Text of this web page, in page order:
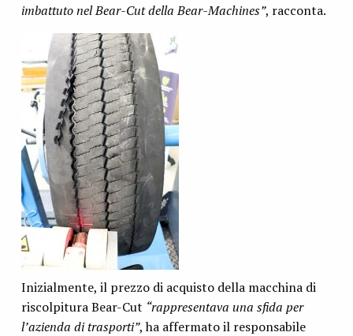
imbattuto nel Bear-Cut della Bear-Machines”, racconta.
Inizialmente, il prezzo di acquisto della macchina di
riscolpitura Bear-Cut “rappresentava una sfida per
l’azienda di trasporti”, ha affermato il responsabile